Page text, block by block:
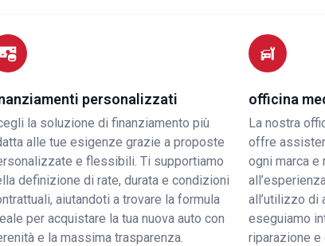
personalizzati
la soluzione di finanziamento più
alle tue esigenze grazie a proposte
e flessibili. Ti supportiamo
definizione di rate, durata e condizioni
aiutandoti a trovare la formula
per acquistare la tua nuova auto con
e la massima trasparenza.
officina
La nostra
offre
ogni marca e
all’utilizzo di
eseguiamo
riparazione